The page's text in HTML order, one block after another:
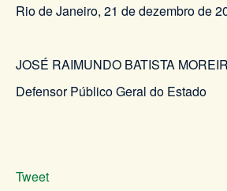
Rio de Janeiro, 21 de dezembro de
JOSÉ RAIMUNDO BATISTA
Defensor Público Geral do Estado
Tweet